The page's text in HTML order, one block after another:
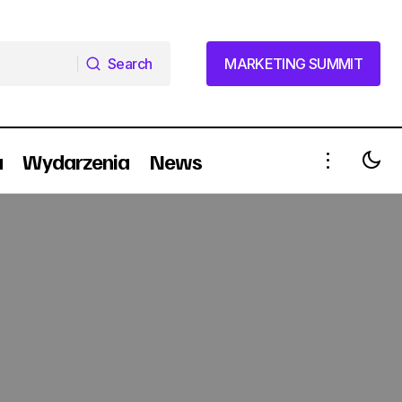
Search
MARKETING SUMMIT
MARKETING SUMMIT
Wydarzenia News